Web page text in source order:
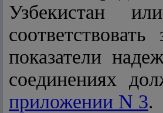
Узбекистан
показатели
соединениях
приложении N 3.